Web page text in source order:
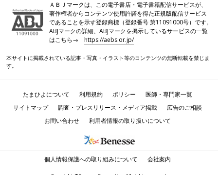
ＡＢＪマークは、この電子書店・電子書籍配信サービスが、
著作権者からコンテンツ使用許諾を得た正規版配信サービス
であることを示す登録商標（登録番号 第11091000号）です。
ABJマークの詳細、ABJマークを掲示しているサービスの一覧
はこちら→https://aebs.or.jp/
本サイトに掲載されている記事・写真・イラスト等のコンテンツの無断転載を禁じま
す。
たまひよについて 利用規約 ポリシー
医師・専門家一覧
サイトマップ
調査・プレスリリース・メディア掲載
広告のご相談
お問い合わせ
利用者情報の取り扱いについて
個人情報保護への取り組みについて 会社案内